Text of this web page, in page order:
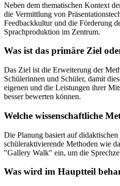
Neben dem thematischen Kontext
die Vermittlung von
Feedbackkultur und die Förderung
Sprachproduktion im Zentrum.
Was ist das primäre Ziel
Das Ziel ist die Erweiterung der
Schülerinnen und Schüler, damit
eigenen und die Leistungen ihrer
besser bewerten können.
Welche wissenschaftliche
Die Planung basiert auf
schüleraktivierende Methoden wie
"Gallery Walk" ein, um die
Was wird im Hauptteil